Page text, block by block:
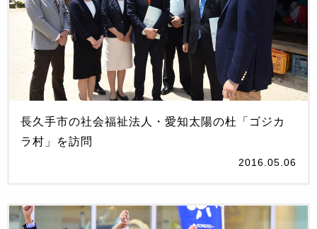
長久手市の社会福祉法人・愛知太陽の杜「ゴジカ
ラ村」を訪問
2016.05.06